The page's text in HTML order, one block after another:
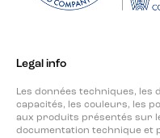
Legal info
Les données techniques, les
capacités, les couleurs, les
aux produits présentés sur
documentation technique et